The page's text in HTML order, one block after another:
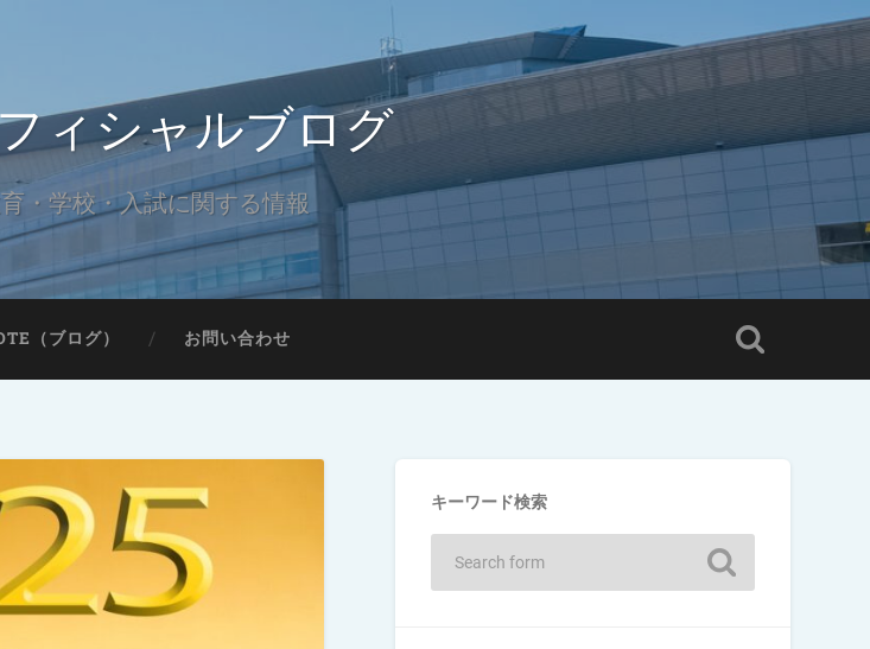
ィシャルブログ
・学校・入試に関する情報
（ブログ） お問い合わせ
キーワード検索